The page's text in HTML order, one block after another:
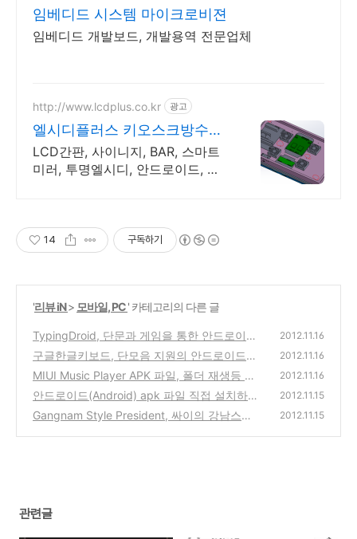
임베디드 시스템 마이크로비젼
임베디드 개발보드, 개발용역 전문업체
http://www.lcdplus.co.kr 광고
엘시디플러스 키오스크방수함
체
LCD간판, 사이니지, BAR, 스마트
미러, 투명엘시디, 안드로이드, 고
14 구독하기
'리뷰 iN> 모바일, PC' 카테고리의 다른 글
TypingDroid, 단문과 게임을 통한 안드로이드
스마트폰 타자 연습 앱 리뷰
(2)
2012.11.16
구글한글키보드, 단모음 지원의 안드로이드용
추천 키보드 앱 사용방법
(8)
2012.11.16
MIUI Music Player APK 파일, 폴더 재생등 다
양한 기능의 추천 mp3 음악 플레이어 설치파
일 다운로드 및 설치방법
(2)
2012.11.16
안드로이드(Android) apk 파일 직접 설치하거
나 스마트폰에 파일 넣는 방법과 Gmail로 쉽게
2012.11.15
Gangnam Style President, 싸이의 강남스타
2012.11.15
관련글